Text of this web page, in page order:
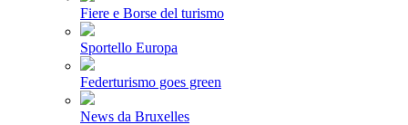
Fiere e Borse del turismo
Sportello Europa
Federturismo goes green
News da Bruxelles